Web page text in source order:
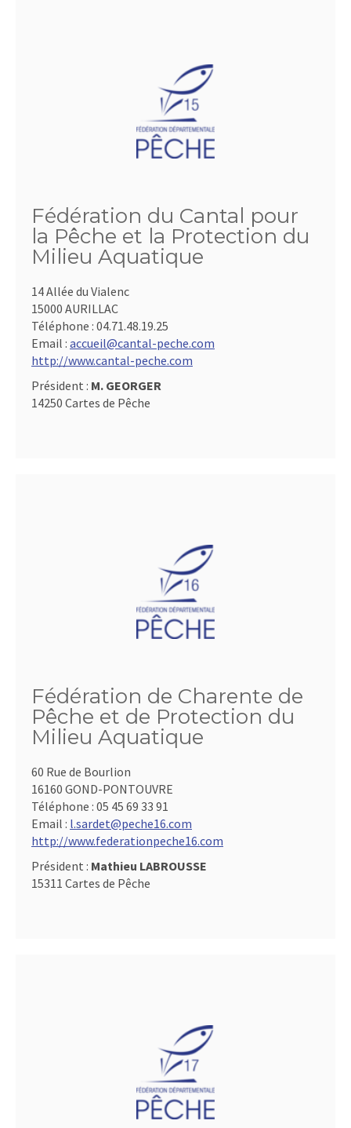
Fédération du Cantal pour
la Pêche et la Protection du
Milieu Aquatique
14 Allée du Vialenc
15000 AURILLAC
Téléphone : 04.71.48.19.25
Email : accueil@cantal-peche.com
http://www.cantal-peche.com
Président : M. GEORGER
14250 Cartes de Pêche
Fédération de Charente de
Pêche et de Protection du
Milieu Aquatique
60 Rue de Bourlion
16160 GOND-PONTOUVRE
Téléphone : 05 45 69 33 91
Email : l.sardet@peche16.com
http://www.federationpeche16.com
Président : Mathieu LABROUSSE
15311 Cartes de Pêche